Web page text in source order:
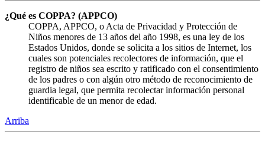
¿Qué es COPPA? (APPCO)
COPPA, APPCO, o Acta de Privacidad y Protección de
Niños menores de 13 años del año 1998, es una ley de los
Estados Unidos, donde se solicita a los sitios de Internet, los
cuales son potenciales recolectores de información, que el
registro de niños sea escrito y ratificado con el consentimiento
de los padres o con algún otro método de reconocimiento de
guardia legal, que permita recolectar información personal
identificable de un menor de edad.
Arriba